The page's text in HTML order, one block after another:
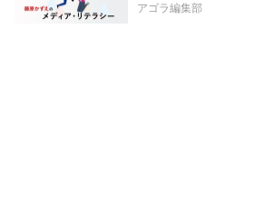
アゴラ編集部